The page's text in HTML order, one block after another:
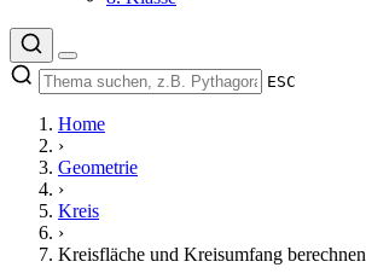
ESC
Home
›
Geometrie
›
Kreis
›
Kreisfläche und Kreisumfang berechnen